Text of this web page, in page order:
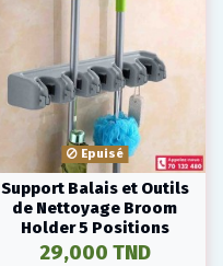
Epuisé
Support Balais et Outils
de Nettoyage Broom
Holder 5 Positions
29,000 TND